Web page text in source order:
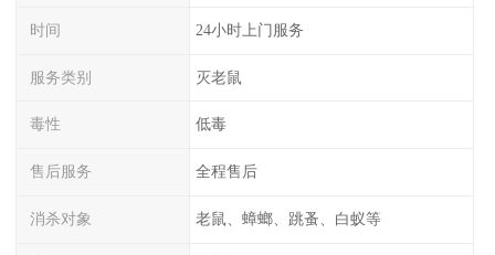
时间 24小时上门服务
服务类别 灭老鼠
毒性 低毒
售后服务 全程售后
消杀对象 老鼠、蟑螂、跳蚤、白蚁等